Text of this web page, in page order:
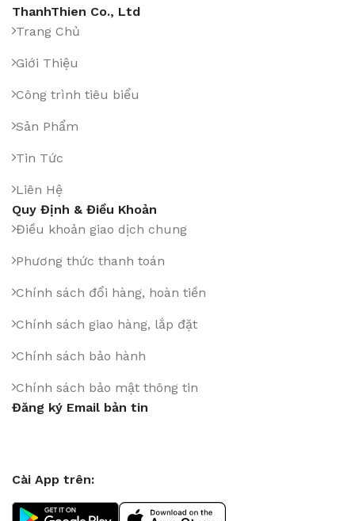
ThanhThien Co., Ltd
Trang Chủ
Giới Thiệu
Công trình tiêu biểu
Sản Phẩm
Tin Tức
Liên Hệ
Quy Định & Điều Khoản
Điều khoản giao dịch chung
Phương thức thanh toán
Chính sách đổi hàng, hoàn tiền
Chính sách giao hàng, lắp đặt
Chính sách bảo hành
Chính sách bảo mật thông tin
Đăng ký Email bản tin
Cài App trên: